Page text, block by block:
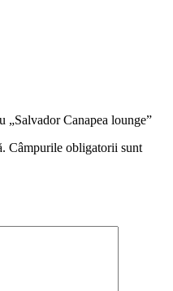
„Salvador Canapea lounge”
Câmpurile obligatorii sunt